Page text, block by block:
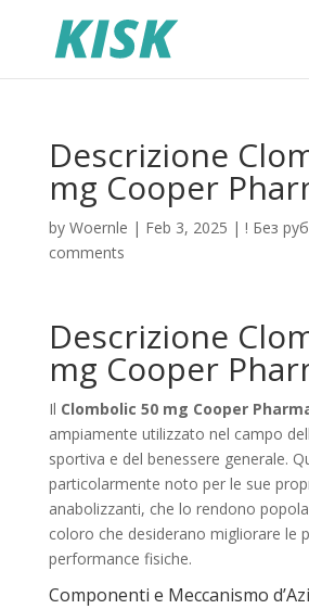
Descrizione
mg Cooper
by Woernle | Feb 3, 2025 | ! Без
comments
Descrizione
mg Cooper
Il Clombolic 50 mg Cooper
ampiamente utilizzato nel campo
sportiva e del benessere generale.
particolarmente noto per le sue
anabolizzanti, che lo rendono
coloro che desiderano migliorare le
performance fisiche.
Componenti e Meccanismo